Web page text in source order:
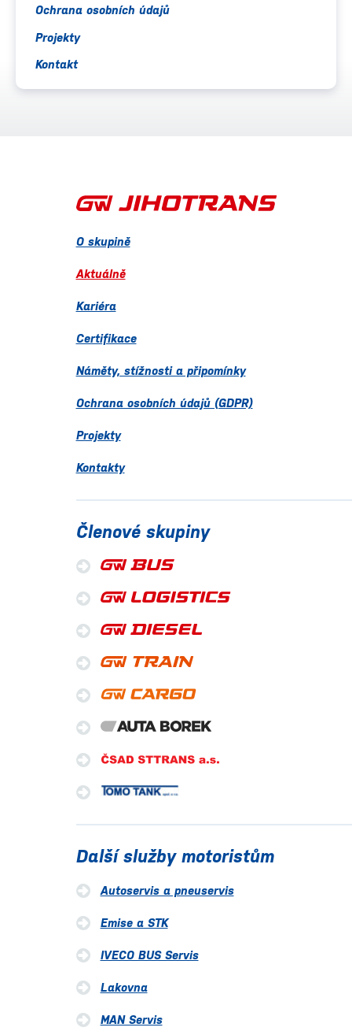
Ochrana osobních údajů
Projekty
Kontakt
O skupině
Aktuálně
Kariéra
Certifikace
Náměty, stížnosti a připomínky
Ochrana osobních údajů (GDPR)
Projekty
Kontakty
Členové skupiny
Další služby motoristům
Autoservis a pneuservis
Emise a STK
IVECO BUS Servis
Lakovna
MAN Servis